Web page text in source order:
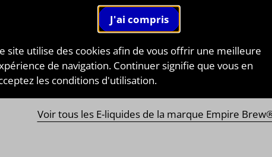
vous propose une large gamme de
que des arômes concentrés de qualité comptant
meilleurs e-liquides malaisiens premium
. Ces
vous faire fondre de plaisir avec, par exemple,
Apricot" mix original de mangue et d'abricot frais
vous pour les essayer ?
Voir tous les E-liquides de la marque Empire
site utilise des cookies afin de vous offrir une meilleure
de navigation. Continuer signifie que vous en
les conditions d'utilisation.